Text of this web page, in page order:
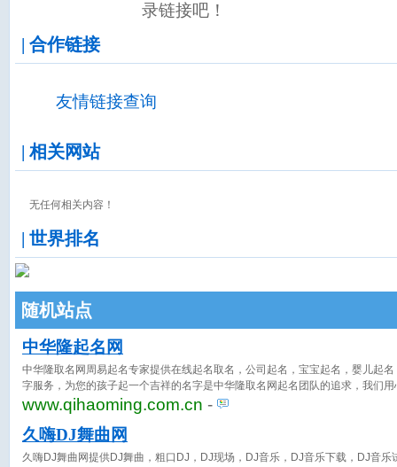
录链接吧！
| 合作链接
友情链接查询
| 相关网站
无任何相关内容！
| 世界排名
随机站点
中华隆起名网
中华隆取名网周易起名专家提供在线起名取名，公司起名，宝宝起名，婴儿起
字服务，为您的孩子起一个吉祥的名字是中华隆取名网起名团队的追求，我们
牌，真诚服务每一位为宝宝起名，公司起名的朋友。
www.qihaoming.com.cn -
久嗨DJ舞曲网
久嗨DJ舞曲网提供DJ舞曲，粗口DJ，DJ现场，DJ音乐，DJ音乐下载，DJ音乐